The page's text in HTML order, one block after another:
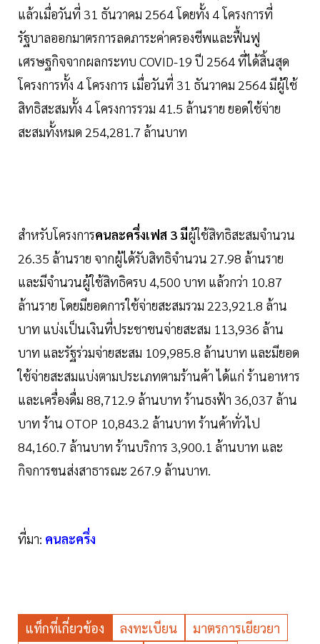
แล้วเมื่อวันที่ 31 ธันวาคม 2564 โดยทั้ง 4 โครงการที่
รัฐบาลออกมาตรการลดภาระค่าครองชีพและฟื้นฟู
เศรษฐกิจจากผลกระทบ COVID-19 ปี 2564 ที่ได้สิ้นสุด
โครงการทั้ง 4 โครงการ เมื่อวันที่ 31 ธันวาคม 2564 มีผู้ใช้
สิทธิสะสมทั้ง 4 โครงการรวม 41.5 ล้านราย ยอดใช้จ่าย
สะสมทั้งหมด 254,281.7 ล้านบาท
สำหรับโครงการคนละครึ่งเฟส 3 มีผู้ใช้สิทธิสะสมจำนวน
26.35 ล้านราย จากผู้ได้รับสิทธิจำนวน 27.98 ล้านราย
และมีจำนวนผู้ใช้สิทธิครบ 4,500 บาท แล้วกว่า 10.87
ล้านราย โดยมียอดการใช้จ่ายสะสมรวม 223,921.8 ล้าน
บาท แบ่งเป็นเงินที่ประชาชนจ่ายสะสม 113,936 ล้าน
บาท และรัฐร่วมจ่ายสะสม 109,985.8 ล้านบาท และมียอด
ใช้จ่ายสะสมแบ่งตามประเภทตามร้านค้า ได้แก่ ร้านอาหาร
และเครื่องดื่ม 88,712.9 ล้านบาท ร้านธงฟ้า 36,037 ล้าน
บาท ร้าน OTOP 10,843.2 ล้านบาท ร้านค้าทั่วไป
84,160.7 ล้านบาท ร้านบริการ 3,900.1 ล้านบาท และ
กิจการขนส่งสาธารณะ 267.9 ล้านบาท.
ที่มา: คนละครึ่ง
แท็กที่เกี่ยวข้อง ลงทะเบียน มาตรการเยียวยา